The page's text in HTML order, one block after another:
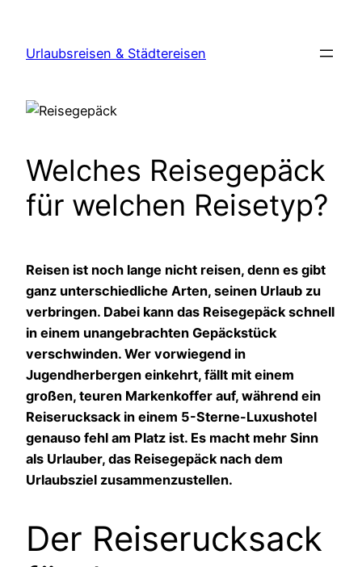
springen
Urlaubsreisen & Städtereisen
Welches Reisegepäck
für welchen Reisetyp?
Reisen ist noch lange nicht reisen, denn es gibt
ganz unterschiedliche Arten, seinen Urlaub zu
verbringen. Dabei kann das Reisegepäck schnell
in einem unangebrachten Gepäckstück
verschwinden. Wer vorwiegend in
Jugendherbergen einkehrt, fällt mit einem
großen, teuren Markenkoffer auf, während ein
Reiserucksack in einem 5-Sterne-Luxushotel
genauso fehl am Platz ist. Es macht mehr Sinn
als Urlauber, das Reisegepäck nach dem
Urlaubsziel zusammenzustellen.
Der Reiserucksack